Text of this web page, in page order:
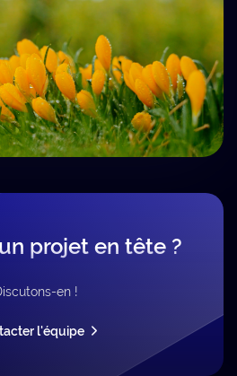
projet en tête ?
en !
l'équipe